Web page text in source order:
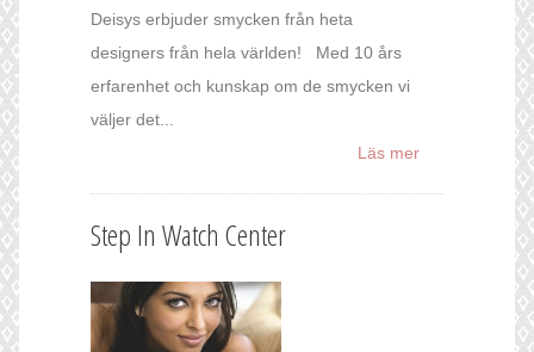
Deisys erbjuder smycken från heta
designers från hela världen! Med 10 års
erfarenhet och kunskap om de smycken vi
väljer det...
Läs mer
Step In Watch Center